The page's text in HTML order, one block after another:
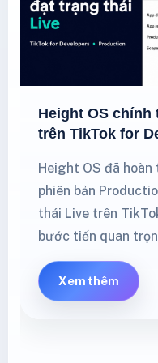
Shopee Mall
08/05/2026: